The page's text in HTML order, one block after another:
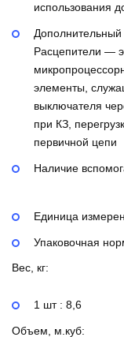
использования
Дополнительный
Расцепители —
элементы,
выключателя
при КЗ,
первичной цепи
Наличие
Единица
Упаковочная
Вес, кг:
1 шт : 8,6
Объем, м.куб: